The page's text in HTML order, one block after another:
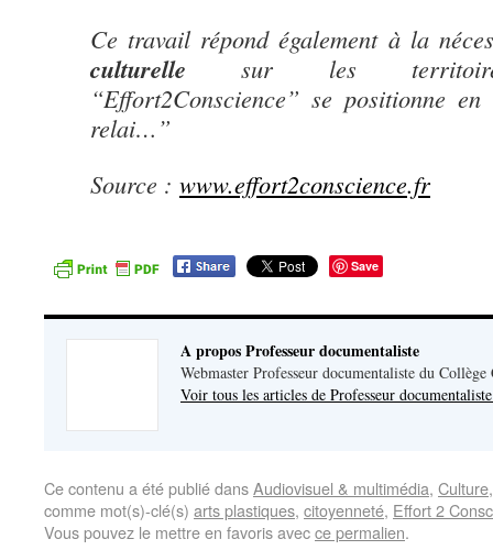
Ce travail répond également à la
culturelle sur les territoires.
“Effort2Conscience” se positionne
relai…”
Source : www.effort2conscience.fr
Save
A propos Professeur documentaliste
Webmaster Professeur documentaliste du Collège
Voir tous les articles de Professeur
Ce contenu a été publié dansAudiovisuel & multimédia, Culture
comme mot(s)-clé(s) arts plastiques, citoyenneté, Effort 2
Vous pouvez le mettre en favoris avecce permalien.